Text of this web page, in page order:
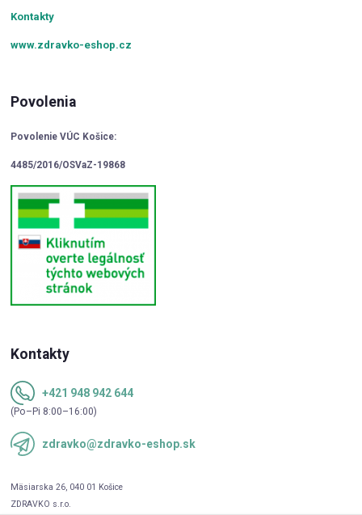
Kontakty
www.zdravko-eshop.cz
Povolenia
Povolenie VÚC Košice:
4485/2016/OSVaZ-19868
Kontakty
+421 948 942 644
(Po–Pi 8:00–16:00)
zdravko@zdravko-eshop.sk